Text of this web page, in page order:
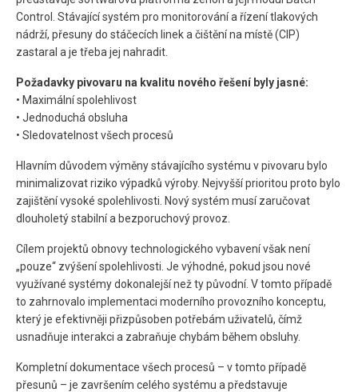
Control. Stávající systém pro monitorování a řízení tlakových
nádrží, přesuny do stáčecích linek a čištění na místě (CIP)
zastaral a je třeba jej nahradit.
Požadavky pivovaru na kvalitu nového řešení byly jasné:
• Maximální spolehlivost
• Jednoduchá obsluha
• Sledovatelnost všech procesů
Hlavním důvodem výměny stávajícího systému v pivovaru bylo
minimalizovat riziko výpadků výroby. Nejvyšší prioritou proto bylo
zajištění vysoké spolehlivosti. Nový systém musí zaručovat
dlouholetý stabilní a bezporuchový provoz.
Cílem projektů obnovy technologického vybavení však není
„pouze“ zvýšení spolehlivosti. Je výhodné, pokud jsou nové
využívané systémy dokonalejší než ty původní. V tomto případě
to zahrnovalo implementaci moderního provozního konceptu,
který je efektivněji přizpůsoben potřebám uživatelů, čímž
usnadňuje interakci a zabraňuje chybám během obsluhy.
Kompletní dokumentace všech procesů – v tomto případě
přesunů – je završením celého systému a představuje